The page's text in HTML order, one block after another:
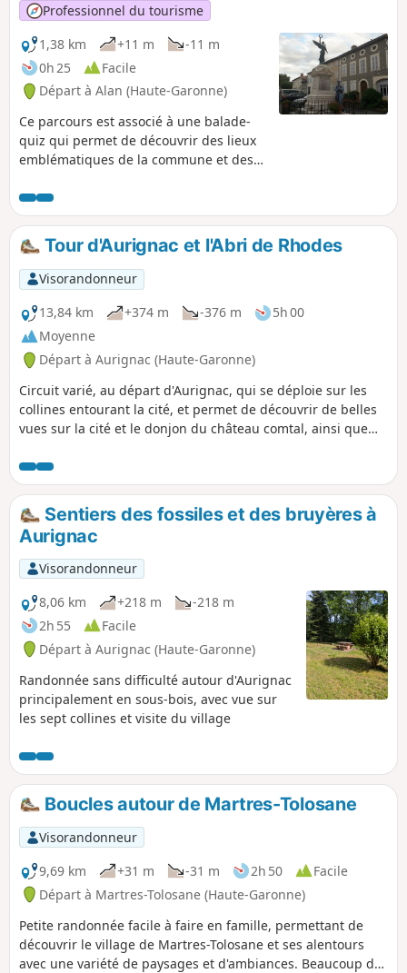
Professionnel du tourisme
1,38 km
+11 m
-11 m
0h 25
Facile
Départ à Alan (Haute-Garonne)
Ce parcours est associé à une balade-
quiz qui permet de découvrir des lieux
emblématiques de la commune et des
patrimoine, de façon ludique. Vous
pouvez choisir le parcours "adulte" ou le
parcours "adulte + enfant" (avec en plus
des questions à destination des enfants
de 6 à 11 ans). La description ci-dessous
fait uniquement référence au parcours
"adulte".
Tour d'Aurignac et l'Abri de Rhodes
Visorandonneur
13,84 km
+374 m -376 m
5h 00
Moyenne
Départ à Aurignac (Haute-Garonne)
Circuit varié, au départ d'Aurignac, qui se déploie sur les
collines entourant la cité, et permet de découvrir de belles
vues sur la cité et le donjon du château comtal, ainsi que
d'orientation)... Promenade à prévoir de préférence par ciel
dégagé ! La balade passe devant l'abri préhistorique
d'Aurignac ("grotte de Rhodes") qui fut découvert en 1852 et
donna le nom "d'Aurignacien" à la période correspondante
(35 000 - 26 000 av JC). Panneaux explicatifs sur place.
L'itinéraire emprunte quelques chemins en forêt, agréables
et bien entretenus ; ramassage de châtaignes possible
selon la saison.
Sentiers des fossiles et des bruyères à
Aurignac
Visorandonneur
8,06 km
+218 m
-218 m
2h 55
Facile
Départ à Aurignac (Haute-Garonne)
Randonnée sans difficulté autour d'Aurignac
principalement en sous-bois, avec vue sur
les sept collines et visite du village
Boucles autour de Martres-Tolosane
Visorandonneur
9,69 km
+31 m -31 m 2h 50
Facile
Départ à Martres-Tolosane (Haute-Garonne)
Petite randonnée facile à faire en famille, permettant de
découvrir le village de Martres-Tolosane et ses alentours
avec une variété de paysages et d'ambiances. Beaucoup de